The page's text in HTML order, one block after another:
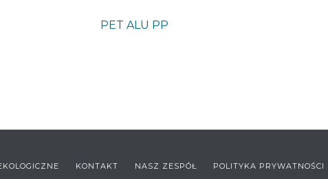
PET ALU PP
KONTAKT NASZ ZESPÓŁ POLITYKA PRYWATNOŚCI